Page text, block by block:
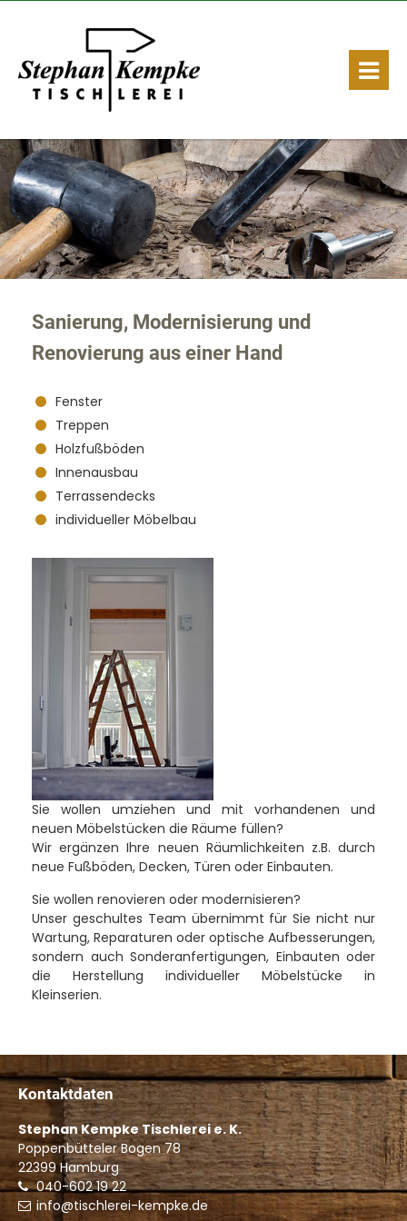
Sanierung, Modernisierung und
Renovierung aus einer Hand
Fenster
Treppen
Holzfußböden
Innenausbau
Terrassendecks
individueller Möbelbau
Sie wollen umziehen und mit vorhandenen und
neuen Möbelstücken die Räume füllen?
Wir ergänzen Ihre neuen Räumlichkeiten z.B. durch
neue Fußböden, Decken, Türen oder Einbauten.
Sie wollen renovieren oder modernisieren?
Unser geschultes Team übernimmt für Sie nicht nur
Wartung, Reparaturen oder optische Aufbesserungen,
sondern auch Sonderanfertigungen, Einbauten oder
die Herstellung individueller Möbelstücke in
Kleinserien.
Kontaktdaten
Stephan Kempke Tischlerei e. K.
Poppenbütteler Bogen 78
22399 Hamburg
040-602 19 22
info@tischlerei-kempke.de